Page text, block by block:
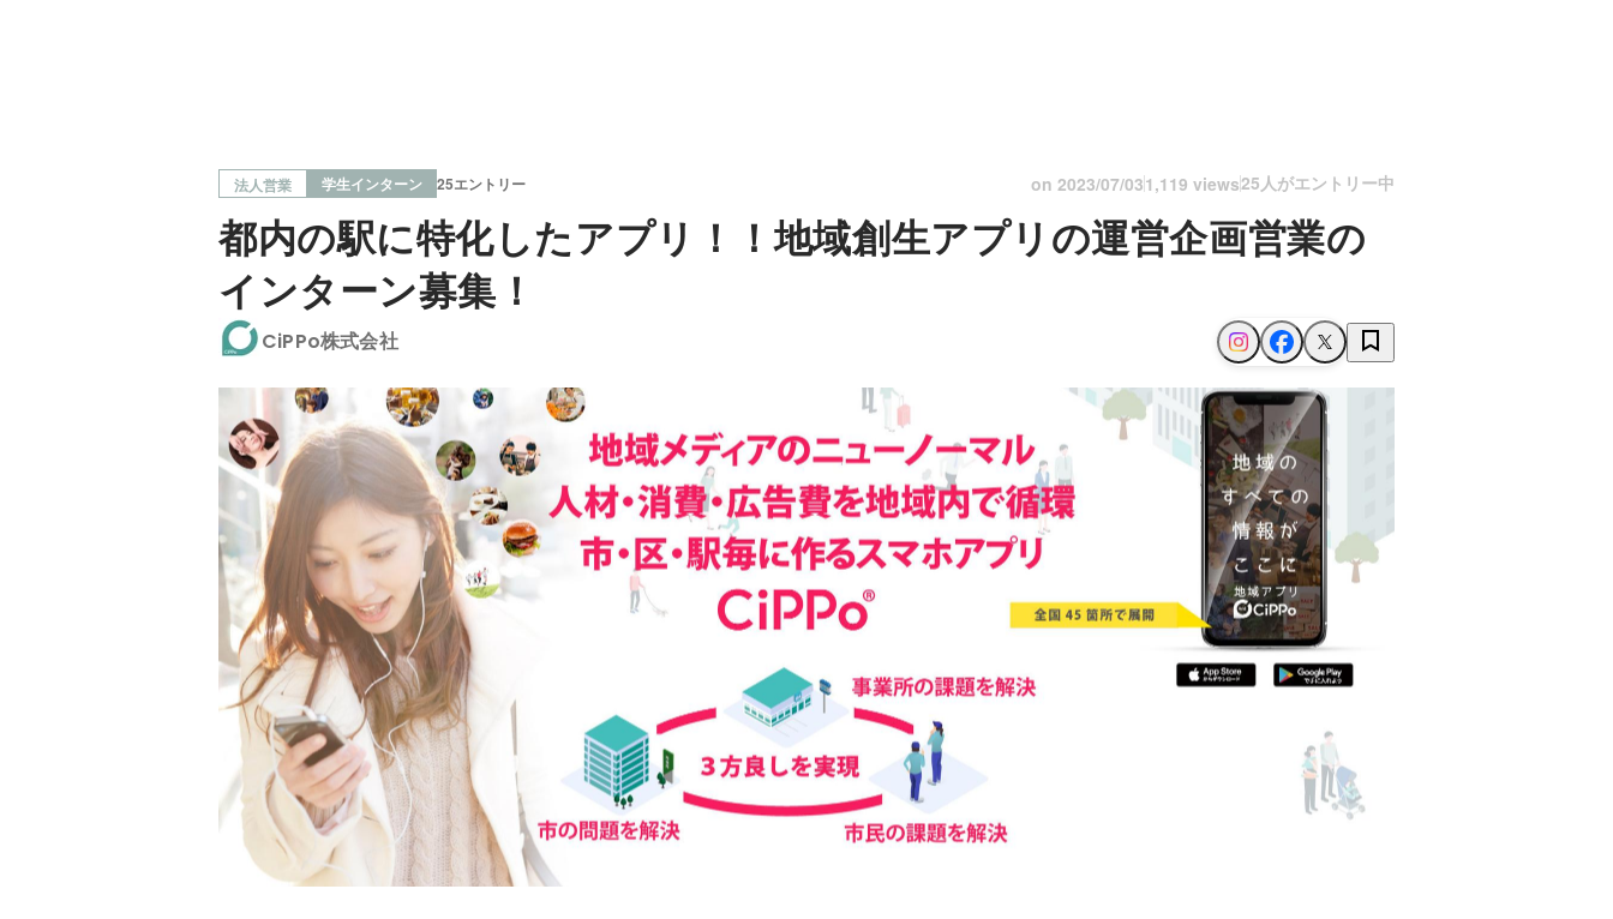
法人営業 学生インターン 25エントリー on 2023/07/031,119 views25人がエントリー中
都内の駅に特化したアプリ！！地域創生アプリの運営企画営業の
インターン募集！
CiPPo株式会社